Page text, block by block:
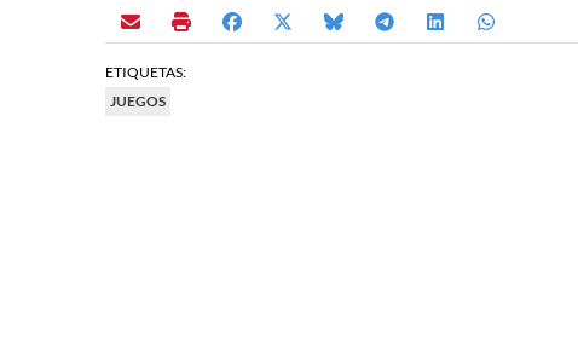
ETIQUETAS:
JUEGOS